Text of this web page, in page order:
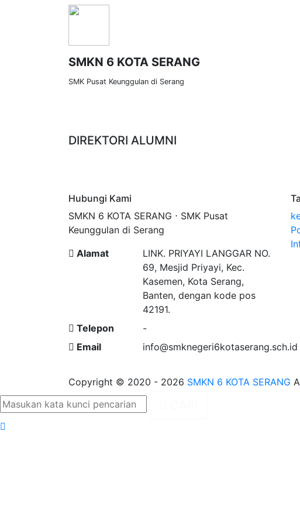
SMKN 6 KOTA SERANG
SMK Pusat Keunggulan di Serang
DIREKTORI ALUMNI
Hubungi Kami
SMKN 6 KOTA SERANG ⋅ SMK Pusat
Keunggulan di Serang
Alamat
LINK. PRIYAYI LANGGAR NO.
69, Mesjid Priyayi, Kec.
Kasemen, Kota Serang,
Banten, dengan kode pos
42191.
Telepon
-
Email
info@smknegeri6kotaserang.sch.id
Copyright © 2020 - 2026 SMKN 6 KOTA SERANG